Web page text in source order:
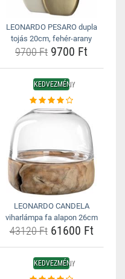
LEONARDO PESARO dupla
tojás 20cm, fehér-arany
9700 Ft 9700 Ft
KEDVEZMÉNY
LEONARDO CANDELA
viharlámpa fa alapon 26cm
43120 Ft61600 Ft
KEDVEZMÉNY